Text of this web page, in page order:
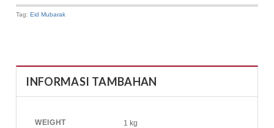
Tag:Eid Mubarak
INFORMASI TAMBAHAN
WEIGHT 1 kg